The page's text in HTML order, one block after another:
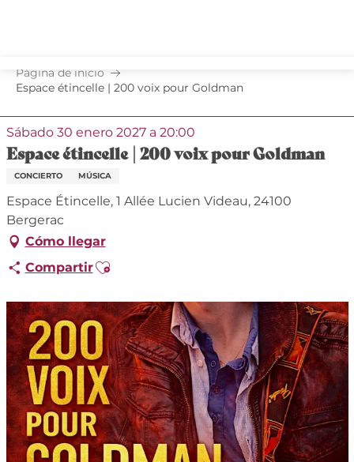
principal
Página de inicio
Espace étincelle | 200 voix pour Goldman
Sábado 30 enero 2027 a 20:00
Espace étincelle | 200 voix pour Goldman
CONCIERTO MÚSICA
Espace Étincelle, 1 Allée Lucien Videau, 24100
Bergerac
Cómo llegar
CompartirAjouter aux favoris